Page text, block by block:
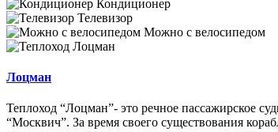
Кондиционер
Телевизор
Можно с велосипедом
Лоцман
Теплоход “Лоцман”- это речное пассажирское
“Москвич”. За время своего существования